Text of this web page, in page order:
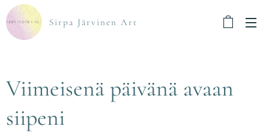
Sirpa Järvinen Art
Viimeisenä päivänä avaan
siipeni